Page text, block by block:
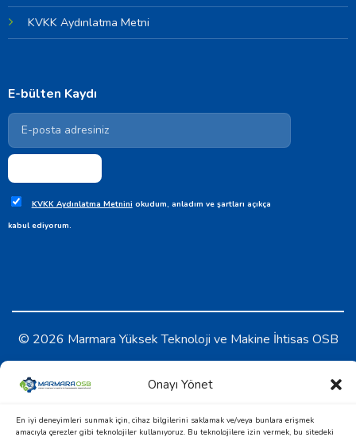
Onayı Yönet
En iyi deneyimleri sunmak için, cihaz bilgilerini saklamak ve/veya bunlara erişmek
amacıyla çerezler gibi teknolojiler kullanıyoruz. Bu teknolojilere izin vermek, bu sitedeki
KVKK Aydınlatma Metni
E-bülten Kaydı
KVKK Aydınlatma Metnini okudum, anladım ve şartları açıkça
kabul ediyorum.
© 2026 Marmara Yüksek Teknoloji ve Makine İhtisas OSB